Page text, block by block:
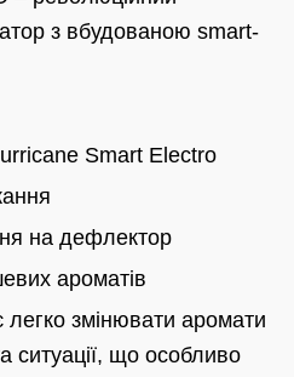
з вбудованою smart-
Smart Electro
на дефлектор
ароматів
змінювати аромати
ситуації, що особливо